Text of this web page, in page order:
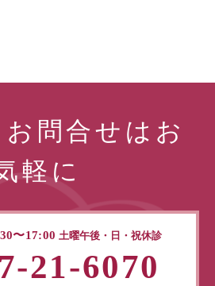
問合せはお
軽に
〜17:00 土曜午後・日・祝休診
21-6070